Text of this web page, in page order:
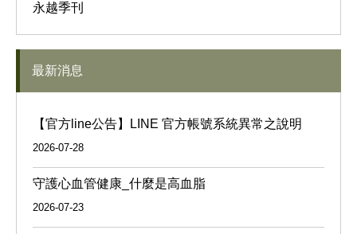
永越季刊
最新消息
【官方line公告】LINE 官方帳號系統異常之說明
2026-07-28
守護心血管健康_什麼是高血脂
2026-07-23